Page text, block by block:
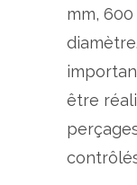
mm,
être